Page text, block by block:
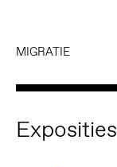
MIGRATIE
Exposities